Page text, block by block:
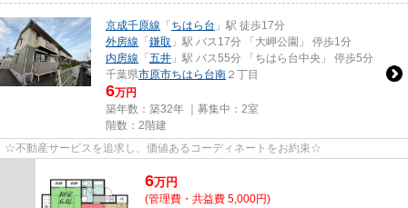
京成千原線 「 ちはら台 」駅 徒歩17分
外房線 「 鎌取 」駅 バス17分 「大岬公園」 停歩1分
内房線 「 五井 」駅 バス55分 「ちはら台中央」 停歩5分
千葉県市原市ちはら台南 ２丁目
6万円
築年数：築32年 ｜募集中： 2室
階数：2階建
☆不動産サービスを追求し、価値あるコーディネートをお約束☆
6万円
(管理費・共益費 5,000円)